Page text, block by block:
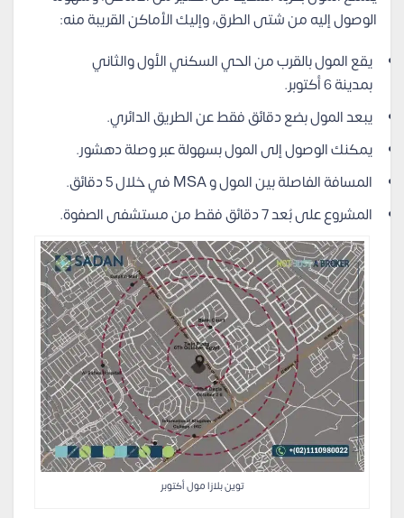
الوصول إليه من شتى الطرق، وإليك الأماكن القريبة منه:
يقع المول بالقرب من الحي السكني الأول والثاني
بمدينة 6 أكتوبر.
يبعد المول بضع دقائق فقط عن الطريق الدائري.
يمكنك الوصول إلى المول بسهولة عبر وصلة دهشور.
المسافة الفاصلة بين المول و MSA في خلال 5 دقائق.
المشروع على بُعد 7 دقائق فقط من مستشفى الصفوة.
توين بلازا مول أكتوبر